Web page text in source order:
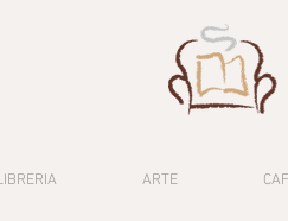
ARTE